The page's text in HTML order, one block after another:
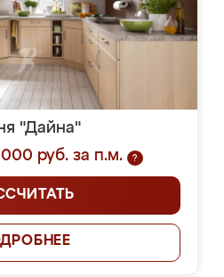
"Дайна"
руб. за п.м.
?